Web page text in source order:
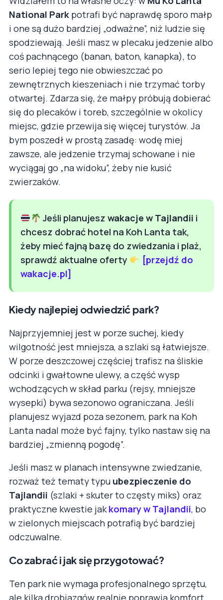
National Park potrafi być naprawdę sporo małp
i one są dużo bardziej „odważne”, niż ludzie się
spodziewają. Jeśli masz w plecaku jedzenie albo
coś pachnącego (banan, baton, kanapka), to
serio lepiej tego nie obwieszczać po
zewnętrznych kieszeniach i nie trzymać torby
otwartej. Zdarza się, że małpy próbują dobierać
się do plecaków i toreb, szczególnie w okolicy
miejsc, gdzie przewija się więcej turystów. Ja
bym poszedł w prostą zasadę: wodę miej
zawsze, ale jedzenie trzymaj schowane i nie
wyciągaj go „na widoku”, żeby nie kusić
zwierzaków.
Jeśli planujesz wakacje w Tajlandii i
chcesz dobrać hotel na Koh Lanta tak,
żeby mieć fajną bazę do zwiedzania i plaż,
sprawdź aktualne oferty
[przejdź do
wakacje.pl]
Kiedy najlepiej odwiedzić park?
Najprzyjemniej jest w porze suchej, kiedy
wilgotność jest mniejsza, a szlaki są łatwiejsze.
W porze deszczowej częściej trafisz na śliskie
odcinki i gwałtowne ulewy, a część wysp
wchodzących w skład parku (rejsy, mniejsze
wysepki) bywa sezonowo ograniczana. Jeśli
planujesz wyjazd poza sezonem, park na Koh
Lanta nadal może być fajny, tylko nastaw się na
bardziej „zmienną pogodę”.
Jeśli masz w planach intensywne zwiedzanie,
rozważ też tematy typu ubezpieczenie do
Tajlandii (szlaki + skuter to częsty miks) oraz
praktyczne kwestie jakkomary w Tajlandii, bo
w zielonych miejscach potrafią być bardziej
odczuwalne.
Co zabrać i jak się przygotować?
Ten park nie wymaga profesjonalnego sprzętu,